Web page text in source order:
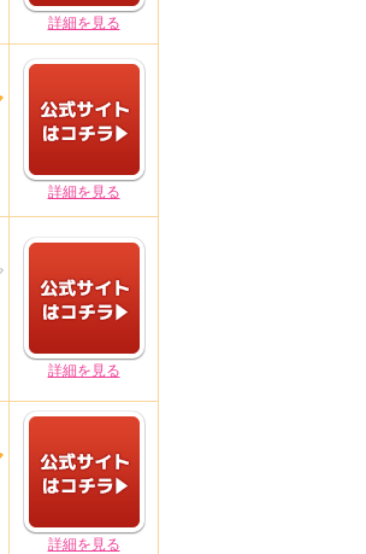
詳細を見る
詳細を見る
詳細を見る
詳細を見る